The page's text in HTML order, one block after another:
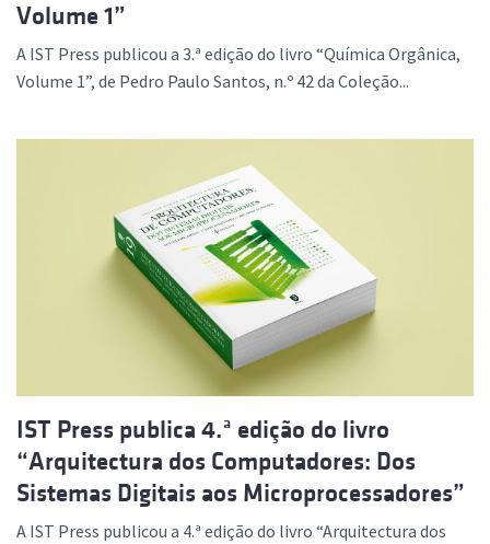
Volume 1”
A IST Press publicou a 3.ª edição do livro “Química Orgânica,
Volume 1”, de Pedro Paulo Santos, n.º 42 da Coleção...
IST Press publica 4.ª edição do livro
“Arquitectura dos Computadores: Dos
Sistemas Digitais aos Microprocessadores”
A IST Press publicou a 4.ª edição do livro “Arquitectura dos